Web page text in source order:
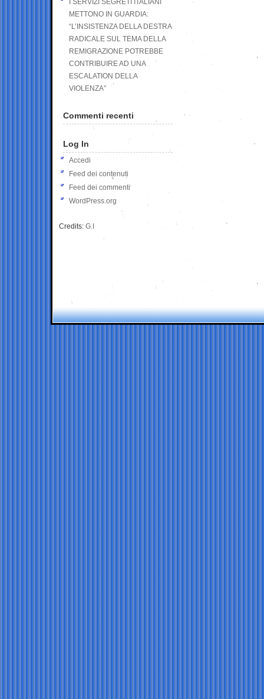
I SERVIZI SEGRETI ITALIANI
METTONO IN GUARDIA:
“L’INSISTENZA DELLA DESTRA
RADICALE SUL TEMA DELLA
REMIGRAZIONE POTREBBE
CONTRIBUIRE AD UNA
ESCALATION DELLA
VIOLENZA”
Commenti recenti
Log In
Accedi
Feed dei contenuti
Feed dei commenti
WordPress.org
Credits: G.I